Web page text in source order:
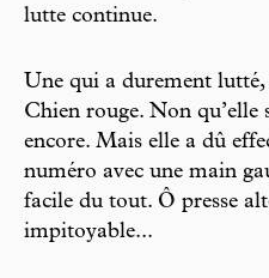
lutte continue.
Une qui a durement lutté,
Chien rouge. Non qu’elle
encore. Mais elle a dû
numéro avec une main
facile du tout. Ô presse
impitoyable...